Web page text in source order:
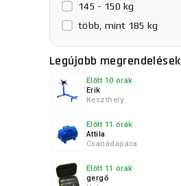
145 - 150 kg
több, mint 185 kg
Legújabb megrendelések
Előtt 10 órák
Erik
Keszthely
Előtt 11 órák
Attila
Csanádapáca
Előtt 11 órák
gergő